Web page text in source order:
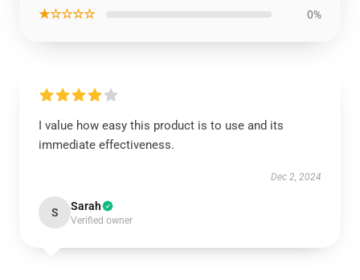
★☆☆☆☆ 0%
I value how easy this product is to use and its
immediate effectiveness.
Dec 2, 2024
S Sarah
Verified owner